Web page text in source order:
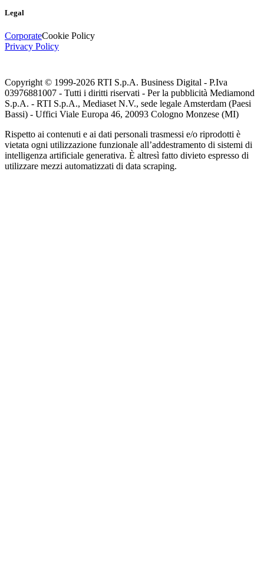
Legal
CorporateCookie Policy
Privacy Policy
Copyright © 1999-2026 RTI S.p.A. Business Digital - P.Iva
03976881007 - Tutti i diritti riservati - Per la pubblicità Mediamond
S.p.A. - RTI S.p.A., Mediaset N.V., sede legale Amsterdam (Paesi
Bassi) - Uffici Viale Europa 46, 20093 Cologno Monzese (MI)
Rispetto ai contenuti e ai dati personali trasmessi e/o riprodotti è
vietata ogni utilizzazione funzionale all’addestramento di sistemi di
intelligenza artificiale generativa. È altresì fatto divieto espresso di
utilizzare mezzi automatizzati di data scraping.